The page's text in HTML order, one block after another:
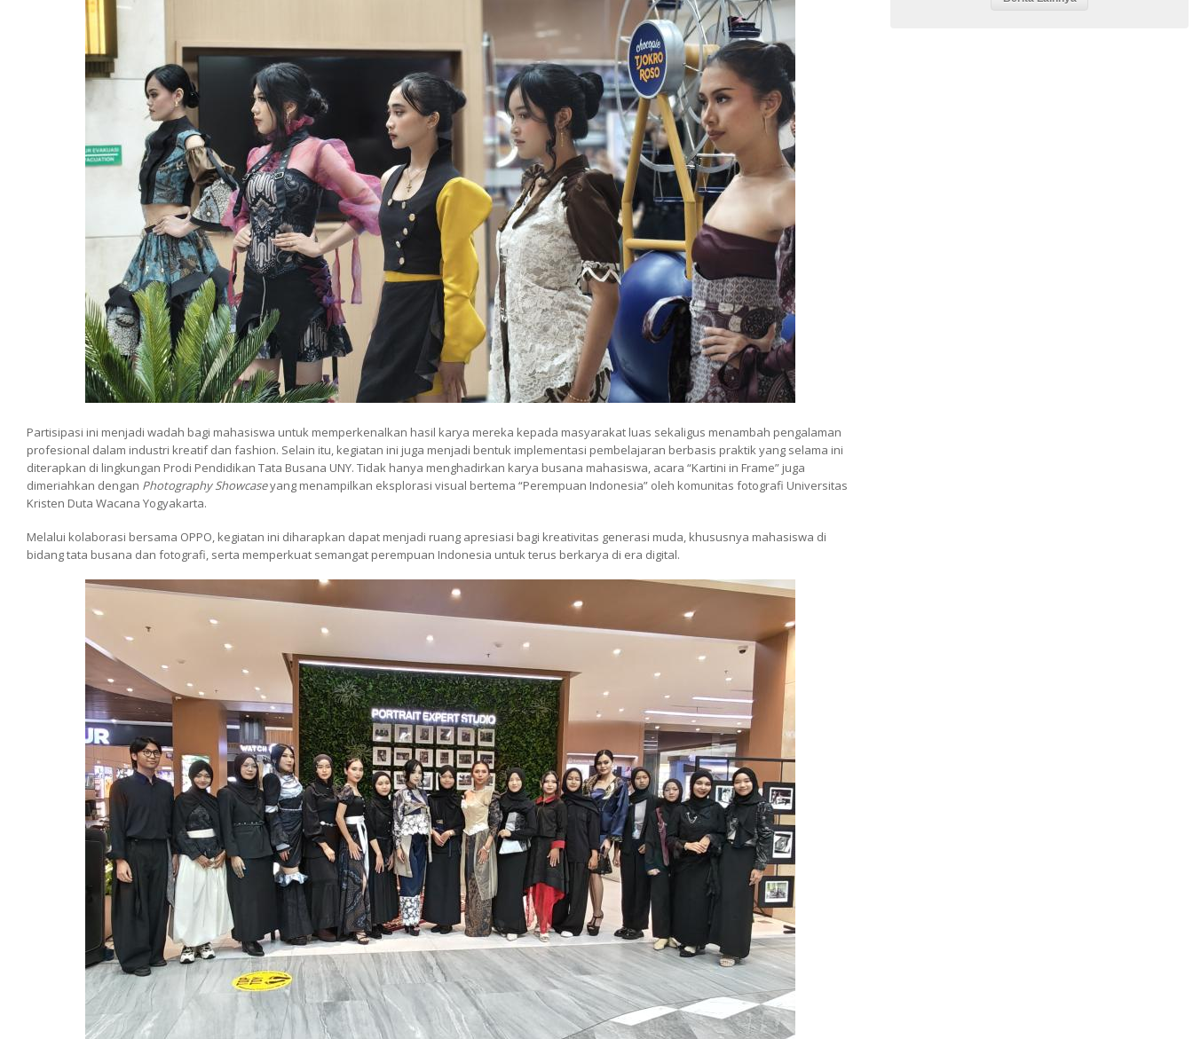
Partisipasi ini menjadi wadah bagi mahasiswa untuk memperkenalkan hasil karya mereka kepada masyarakat luas sekaligus menambah pengalaman
profesional dalam industri kreatif dan fashion. Selain itu, kegiatan ini juga menjadi bentuk implementasi pembelajaran berbasis praktik yang selama ini
diterapkan di lingkungan Prodi Pendidikan Tata Busana UNY. Tidak hanya menghadirkan karya busana mahasiswa, acara “Kartini in Frame” juga
dimeriahkan dengan Photography Showcaseyang menampilkan eksplorasi visual bertema “Perempuan Indonesia” oleh komunitas fotografi Universitas
Kristen Duta Wacana Yogyakarta.
Melalui kolaborasi bersama OPPO, kegiatan ini diharapkan dapat menjadi ruang apresiasi bagi kreativitas generasi muda, khususnya mahasiswa di
bidang tata busana dan fotografi, serta memperkuat semangat perempuan Indonesia untuk terus berkarya di era digital.